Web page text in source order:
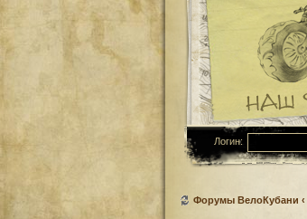
Логин:
Форумы ВелоКубани ‹